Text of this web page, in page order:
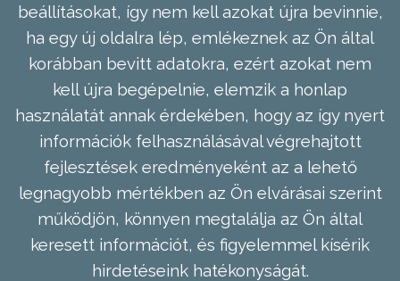
beállításokat, így nem kell azokat újra bevinnie,
ha egy új oldalra lép, emlékeznek az Ön által
korábban bevitt adatokra, ezért azokat nem
kell újra begépelnie, elemzik a honlap
használatát annak érdekében, hogy az így nyert
információk felhasználásával végrehajtott
fejlesztések eredményeként az a lehető
legnagyobb mértékben az Ön elvárásai szerint
működjön, könnyen megtalálja az Ön által
keresett információt, és figyelemmel kísérik
hirdetéseink hatékonyságát.